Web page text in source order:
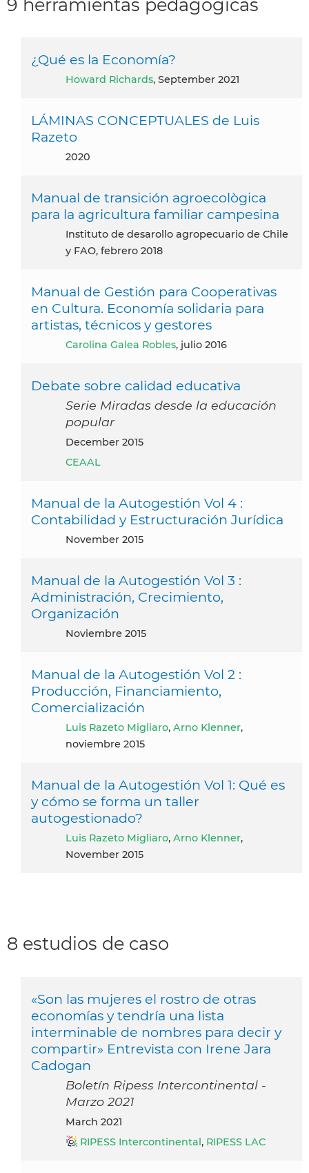
9 herramientas pedagogicas
¿Qué es la Economía?
Howard Richards, September 2021
LÁMINAS CONCEPTUALES de Luis
Razeto
2020
Manual de transición agroecològica
para la agricultura familiar campesina
Instituto de desarollo agropecuario de Chile
y FAO, febrero 2018
Manual de Gestión para Cooperativas
en Cultura. Economía solidaria para
artistas, técnicos y gestores
Carolina Galea Robles, julio 2016
Debate sobre calidad educativa
Serie Miradas desde la educación
popular
December 2015
CEAAL
Manual de la Autogestión Vol 4 :
Contabilidad y Estructuración Jurídica
November 2015
Manual de la Autogestión Vol 3 :
Administración, Crecimiento,
Organización
noviembre 2015
Manual de la Autogestión Vol 2 :
Producción, Financiamiento,
Comercialización
Luis Razeto Migliaro, Arno Klenner,
noviembre 2015
Manual de la Autogestión Vol 1: Qué es
y cómo se forma un taller
autogestionado?
Luis Razeto Migliaro, Arno Klenner,
November 2015
8 estudios de caso
«Son las mujeres el rostro de otras
economías y tendría una lista
interminable de nombres para decir y
compartir» Entrevista con Irene Jara
Cadogan
Boletín Ripess Intercontinental -
Marzo 2021
March 2021
RIPESS Intercontinental, RIPESS LAC